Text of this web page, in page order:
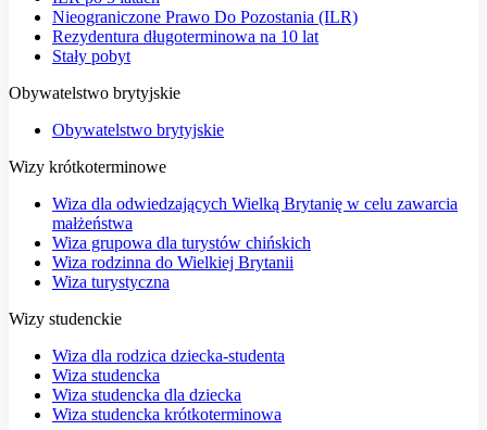
Nieograniczone Prawo Do Pozostania (ILR)
Rezydentura długoterminowa na 10 lat
Stały pobyt
Obywatelstwo brytyjskie
Obywatelstwo brytyjskie
Wizy krótkoterminowe
Wiza dla odwiedzających Wielką Brytanię w celu zawarcia
małżeństwa
Wiza grupowa dla turystów chińskich
Wiza rodzinna do Wielkiej Brytanii
Wiza turystyczna
Wizy studenckie
Wiza dla rodzica dziecka-studenta
Wiza studencka
Wiza studencka dla dziecka
Wiza studencka krótkoterminowa